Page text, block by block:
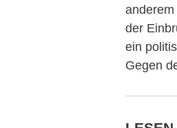
der
ein
Gegen